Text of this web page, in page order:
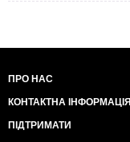
ПРО НАС
КОНТАКТНА ІНФОРМАЦІЯ
ПІДТРИМАТИ